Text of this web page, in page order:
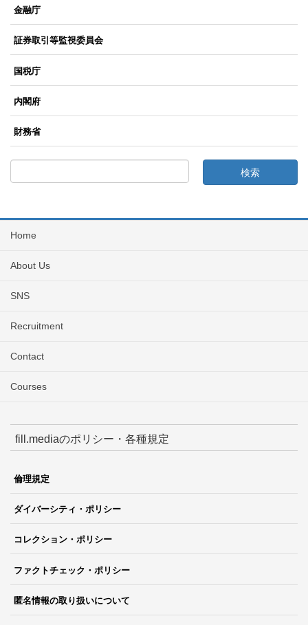
金融庁
証券取引等監視委員会
国税庁
内閣府
財務省
Home
About Us
SNS
Recruitment
Contact
Courses
fill.mediaのポリシー・各種規定
倫理規定
ダイバーシティ・ポリシー
コレクション・ポリシー
ファクトチェック・ポリシー
匿名情報の取り扱いについて